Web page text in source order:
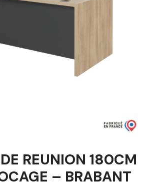
REUNION 180CM
– BRABANT